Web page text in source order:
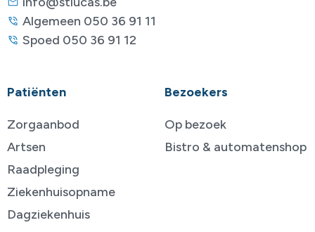
Algemeen 050 36 91 11
Spoed 050 36 91 12
Patiënten
Zorgaanbod
Artsen
Raadpleging
Ziekenhuisopname
Dagziekenhuis
Bezoekers
Op bezoek
Bistro & automatenshop